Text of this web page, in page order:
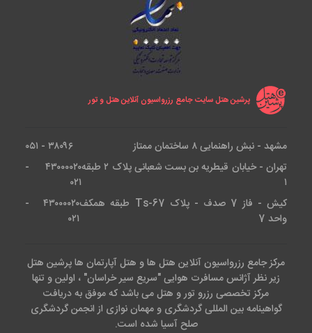
پرشین هتل سایت جامع رزرواسیون آنلاین هتل و تور
مشهد - نبش راهنمایی ۸ ساختمان ممتاز
۳۸۰۹۶ - ۰۵۱
تهران - خیابان قیطریه بن بست شعبانی پلاک ۲ طبقه
۱
۴۳۰۰۰۰۲۰ -
۰۲۱
کیش - فاز 7 صدف - پلاک Ts-67 طبقه همکف
واحد 7
۴۳۰۰۰۰۲۰ -
۰۲۱
مرکز جامع رزرواسیون آنلاین هتل ها و هتل آپارتمان ها پرشین هتل
زیر نظر آژانس مسافرت هوایی "سریع سیر خراسان" ، اولین و تنها
مرکز تخصصی رزرو تور و هتل می باشد که موفق به دریافت
گواهینامه بین المللی گردشگری و مهمان نوازی از انجمن گردشگری
صلح آسیا شده است.